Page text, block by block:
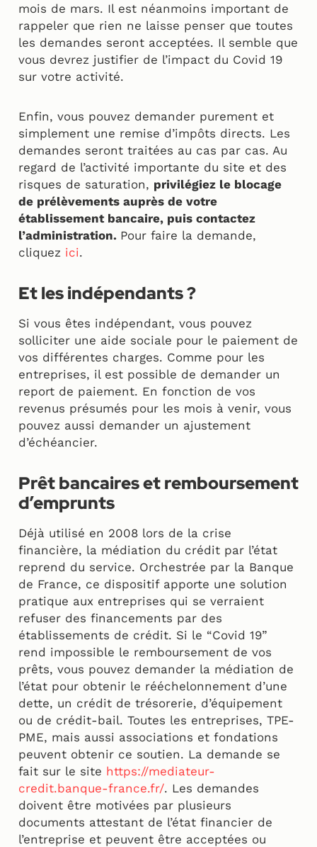
mois de mars. Il est néanmoins important de
rappeler que rien ne laisse penser que toutes
les demandes seront acceptées. Il semble que
vous devrez justifier de l’impact du Covid 19
sur votre activité.
Enfin, vous pouvez demander purement et
simplement une remise d’impôts directs. Les
demandes seront traitées au cas par cas. Au
regard de l’activité importante du site et des
risques de saturation, privilégiez le blocage
de prélèvements auprès de votre
établissement bancaire, puis contactez
l’administration. Pour faire la demande,
cliquez ici.
Et les indépendants ?
Si vous êtes indépendant, vous pouvez
solliciter une aide sociale pour le paiement de
vos différentes charges. Comme pour les
entreprises, il est possible de demander un
report de paiement. En fonction de vos
revenus présumés pour les mois à venir, vous
pouvez aussi demander un ajustement
d’échéancier.
Prêt bancaires et remboursement
d’emprunts
Déjà utilisé en 2008 lors de la crise
financière, la médiation du crédit par l’état
reprend du service. Orchestrée par la Banque
de France, ce dispositif apporte une solution
pratique aux entreprises qui se verraient
refuser des financements par des
établissements de crédit. Si le “Covid 19”
rend impossible le remboursement de vos
prêts, vous pouvez demander la médiation de
l’état pour obtenir le rééchelonnement d’une
dette, un crédit de trésorerie, d’équipement
ou de crédit-bail. Toutes les entreprises, TPE-
PME, mais aussi associations et fondations
peuvent obtenir ce soutien. La demande se
fait sur le site https://mediateur-
credit.banque-france.fr/. Les demandes
doivent être motivées par plusieurs
documents attestant de l’état financier de
l’entreprise et peuvent être acceptées ou